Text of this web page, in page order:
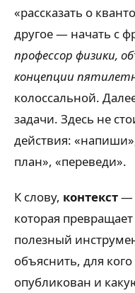
«рассказать о
другое — начать с
профессор физики,
концепции
колоссальной.
задачи. Здесь не
действия:
план», «переведи».
К слову, контекст—
которая
полезный
объяснить, для кого
опубликован и